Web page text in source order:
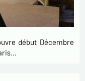
début Décembre